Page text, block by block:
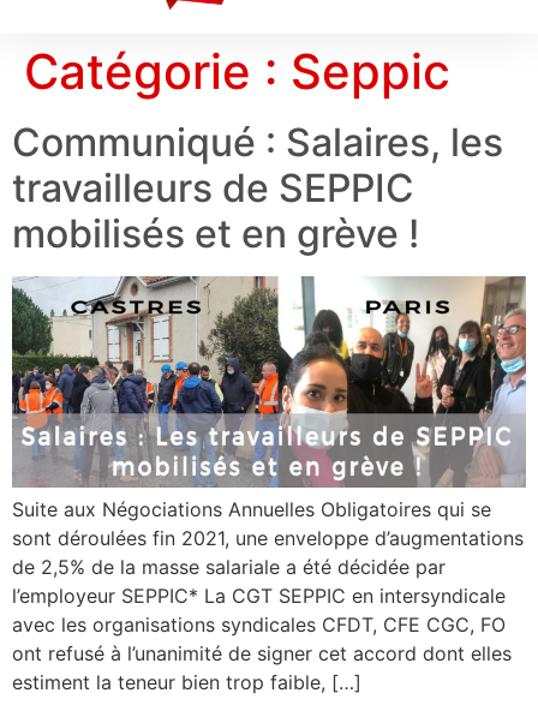
Catégorie : Seppic
Communiqué : Salaires, les
travailleurs de SEPPIC
mobilisés et en grève !
Suite aux Négociations Annuelles Obligatoires qui se
sont déroulées fin 2021, une enveloppe d’augmentations
de 2,5% de la masse salariale a été décidée par
l’employeur SEPPIC* La CGT SEPPIC en intersyndicale
avec les organisations syndicales CFDT, CFE CGC, FO
ont refusé à l’unanimité de signer cet accord dont elles
estiment la teneur bien trop faible, […]